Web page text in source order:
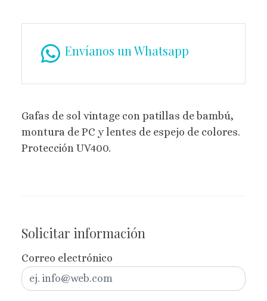
Envíanos un Whatsapp
Gafas de sol vintage con patillas de bambú,
montura de PC y lentes de espejo de colores.
Protección UV400.
Solicitar información
Correo electrónico